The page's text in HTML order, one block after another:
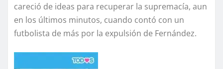
careció de ideas para recuperar la supremacía, aun
en los últimos minutos, cuando contó con un
futbolista de más por la expulsión de Fernández.